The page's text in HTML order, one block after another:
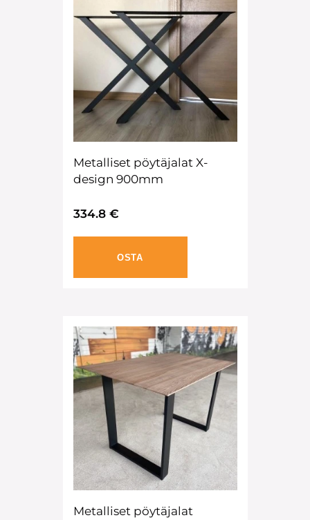
Metalliset pöytäjalat X-
design 900mm
334.8 €
OSTA
Metalliset pöytäjalat